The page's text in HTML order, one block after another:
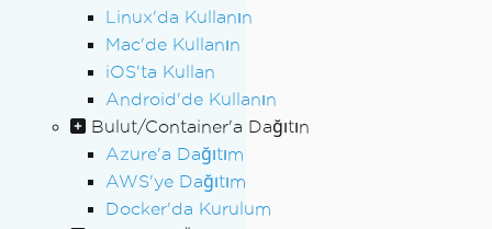
Linux'da Kullanın
Mac'de Kullanın
iOS'ta Kullan
Android'de Kullanın
Bulut/Container'a Dağıtın
Azure'a Dağıtım
AWS'ye Dağıtım
Docker'da Kurulum